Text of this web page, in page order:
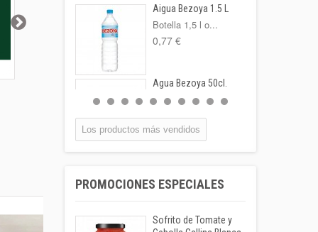
Carne Picada de
Aigua Bezoya 1.5 L
Botella 1,5 l o...
0,77 €
Agua Bezoya 50cl.
FORMATO:
0,55 €
Lata 33cl
Los productos más vendidos
PROMOCIONES ESPECIALES
Sofrito de Tomate y